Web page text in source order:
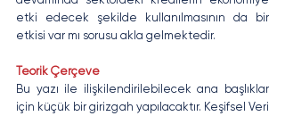
etki edecek şekilde kullanılmasının da bir
etkisi var mı sorusu akla gelmektedir.
Teorik Çerçeve
Bu yazı ile ilişkilendirilebilecek ana başlıklar
için küçük bir girizgah yapılacaktır. Keşifsel Veri